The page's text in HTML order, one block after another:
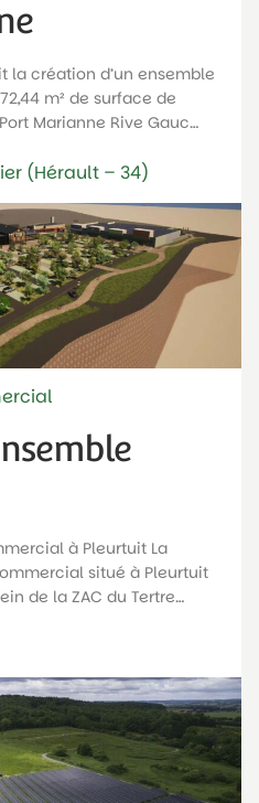
la création d’un ensemble
m² de surface de
Marianne Rive Gauc…
(Hérault – 34)
à Pleurtuit La
situé à Pleurtuit
de la ZAC du Tertre…